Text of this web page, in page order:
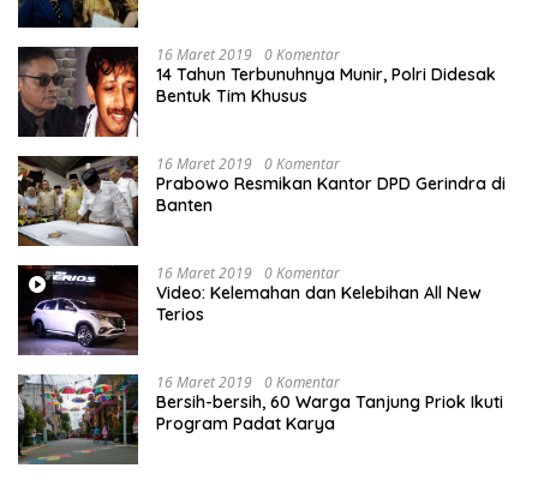
16 Maret 2019 0 Komentar
14 Tahun Terbunuhnya Munir, Polri Didesak
Bentuk Tim Khusus
16 Maret 2019 0 Komentar
Prabowo Resmikan Kantor DPD Gerindra di
Banten
16 Maret 2019 0 Komentar
Video: Kelemahan dan Kelebihan All New
Terios
16 Maret 2019 0 Komentar
Bersih-bersih, 60 Warga Tanjung Priok Ikuti
Program Padat Karya